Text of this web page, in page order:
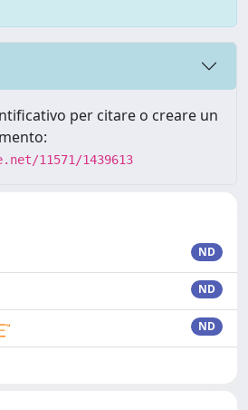
per citare o creare un
11571/1439613
ND
ND
ND